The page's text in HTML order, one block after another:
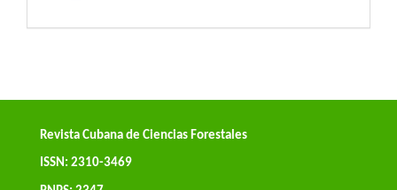
Revista Cubana de Ciencias Forestales
ISSN: 2310-3469